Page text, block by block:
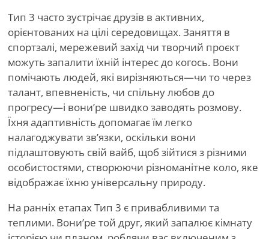
Тип 3 часто зустрічає друзів в активних,
орієнтованих на цілі середовищах. Заняття в
спортзалі, мережевий захід чи творчий проєкт
можуть запалити їхній інтерес до когось. Вони
помічають людей, які вирізняються—чи то через
талант, впевненість, чи спільну любов до
прогресу—і вони’ре швидко заводять розмову.
Їхня адаптивність допомагає їм легко
налагоджувати зв’язки, оскільки вони
підлаштовують свій вайб, щоб зійтися з різними
особистостями, створюючи різноманітне коло, яке
відображає їхню універсальну природу.
На ранніх етапах Тип 3 є привабливими та
теплими. Вони’ре той друг, який запалює кімнату